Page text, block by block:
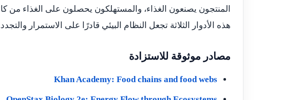
المنتجون يصنعون الغذاء، والمستهلكون يحصلون على الغذاء من
هذه الأدوار الثلاثة تجعل النظام البيئي قادرًا على الاستمرار
مصادر موثوقة للاستزادة
Khan Academy: Food chains and food webs